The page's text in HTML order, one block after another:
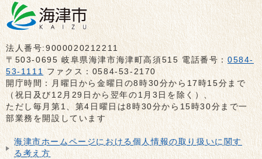
法人番号:9000020212211
〒503-0695 岐阜県海津市海津町高須515 電話番号：0584-
53-1111 ファクス：0584-53-2170
開庁時間：月曜日から金曜日の8時30分から17時15分まで
（祝日及び12月29日から翌年の1月3日を除く）、
ただし毎月第1、第4日曜日は8時30分から15時30分まで一
部業務を開設しています
海津市ホームページにおける個人情報の取り扱いに関す
る考え方